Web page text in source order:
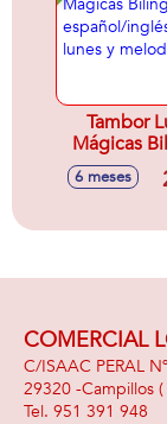
Tambor
Mágicas
español/
lunes y
6 meses
COMERCIAL
C/ISAAC PERAL
29320 -Campillos
951 391 948